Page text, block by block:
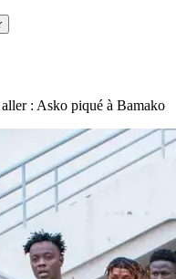
: Asko piqué à Bamako